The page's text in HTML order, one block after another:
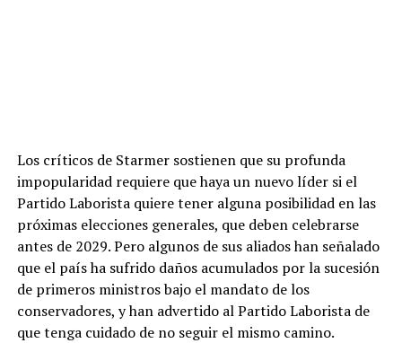
Los críticos de Starmer sostienen que su profunda
impopularidad requiere que haya un nuevo líder si el
Partido Laborista quiere tener alguna posibilidad en las
próximas elecciones generales, que deben celebrarse
antes de 2029. Pero algunos de sus aliados han señalado
que el país ha sufrido daños acumulados por la sucesión
de primeros ministros bajo el mandato de los
conservadores, y han advertido al Partido Laborista de
que tenga cuidado de no seguir el mismo camino.